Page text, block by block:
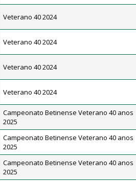
Veterano 40 2024
Veterano 40 2024
Veterano 40 2024
Veterano 40 2024
Campeonato Betinense Veterano 40 anos
2025
Campeonato Betinense Veterano 40 anos
2025
Campeonato Betinense Veterano 40 anos
2025